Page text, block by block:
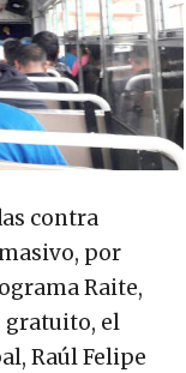
contra
por
Raite,
gratuito, el
Raúl Felipe